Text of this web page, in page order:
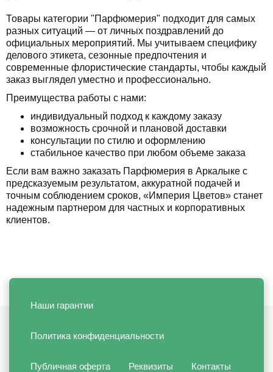
Товары категории "Парфюмерия" подходит для самых
разных ситуаций — от личных поздравлений до
официальных мероприятий. Мы учитываем специфику
делового этикета, сезонные предпочтения и
современные флористические стандарты, чтобы каждый
заказ выглядел уместно и профессионально.
Преимущества работы с нами:
индивидуальный подход к каждому заказу
возможность срочной и плановой доставки
консультации по стилю и оформлению
стабильное качество при любом объеме заказа
Если вам важно заказать Парфюмерия в Аркалыке с
предсказуемым результатом, аккуратной подачей и
точным соблюдением сроков, «Империя Цветов» станет
надежным партнером для частных и корпоративных
клиентов.
Наши гарантии
Политика конфиденциальности
Публичная оферта Реквизиты Контакты